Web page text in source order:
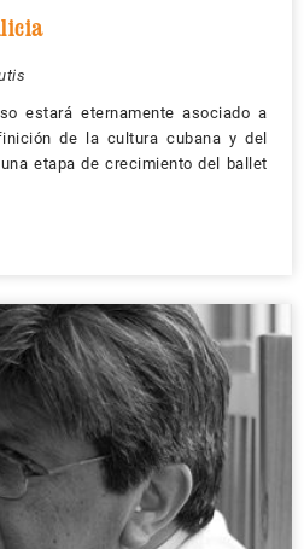
estará eternamente asociado a
de la cultura cubana y del
etapa de crecimiento del ballet